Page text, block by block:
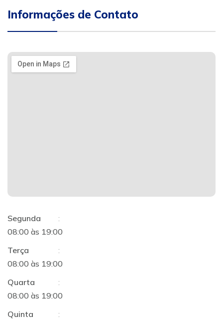
Informações de Contato
Segunda
:
08:00 às 19:00
Terça
:
08:00 às 19:00
Quarta
:
08:00 às 19:00
Quinta
: